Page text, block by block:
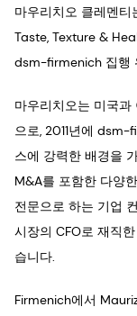
마우리치오 클레멘
Taste, Texture &
dsm-firmenich 집행
마우리치오는 미국
으로, 2011년에
스에 강력한 배경을
M&A를 포함한 다양
전문으로 하는 기업
시장의 CFO로 재직
습니다.
Firmenich에서